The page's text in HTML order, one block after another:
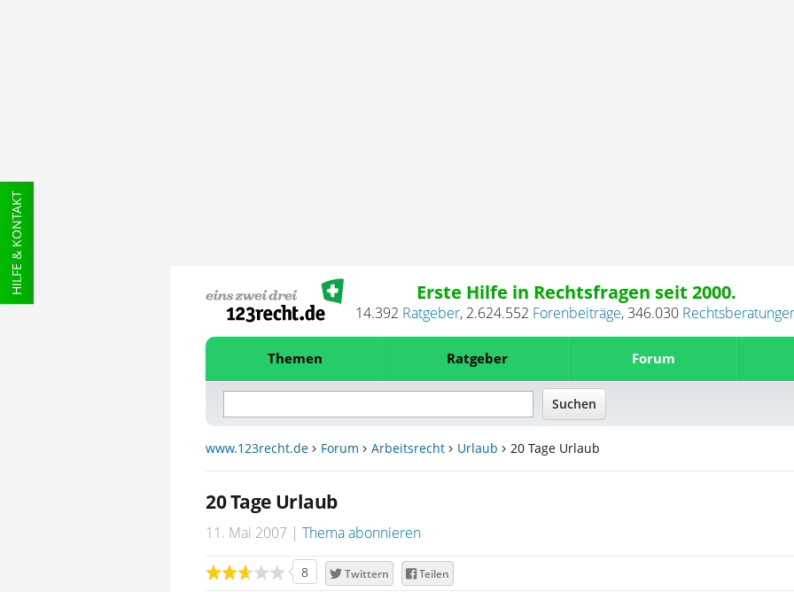
HILFE & KONTAKT Erste Hilfe in Rechtsfragen seit 2000.
14.392 Ratgeber, 2.624.552 Forenbeiträge,346.030
Themen Ratgeber Forum
www.123recht.de Forum Arbeitsrecht Urlaub 20 Tage Urlaub
20 Tage Urlaub
11. Mai 2007 Thema abonnieren
8 Twittern Teilen